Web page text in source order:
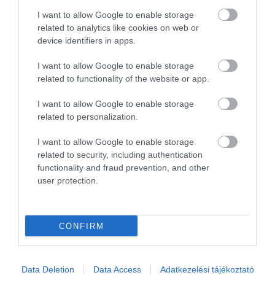
I want to allow Google to enable storage
related to analytics like cookies on web or
device identifiers in apps.
I want to allow Google to enable storage
related to functionality of the website or app.
I want to allow Google to enable storage
related to personalization.
I want to allow Google to enable storage
related to security, including authentication
functionality and fraud prevention, and other
user protection.
CONFIRM
Data Deletion Data Access Adatkezelési tájékoztató
Rutai Gábor
csendes hely, nincs őrült
hangos zene, vannak
kézműves sörök,
melegszendvics, baráti
beszélgetésre kiváló!
Értékeld Te is!